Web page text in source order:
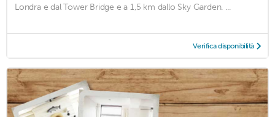
Londra e dal Tower Bridge e a 1,5 km dallo Sky Garden. ...
Verifica disponibilità